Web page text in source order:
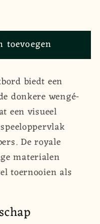
toevoegen
biedt een
donkere wengé-
een visueel
De royale
materialen
toernooien als